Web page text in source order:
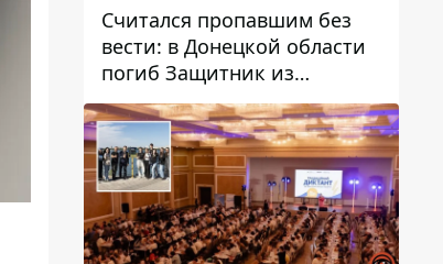
Считался пропавшим без
вести: в Донецкой области
погиб Защитник из
Каменского Антон
Красовский